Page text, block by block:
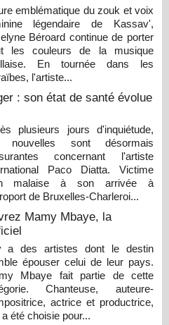
emblématique du zouk et voix
légendaire de Kassav',
Béroard continue de porter
les couleurs de la musique
En tournée dans les
l'artiste...
: son état de santé évolue
plusieurs jours d'inquiétude,
nouvelles sont désormais
concernant l'artiste
Paco Diatta. Victime
malaise à son arrivée à
de Bruxelles-Charleroi...
Mamy Mbaye, la
a des artistes dont le destin
épouser celui de leur pays.
Mbaye fait partie de cette
Chanteuse, auteure-
actrice et productrice,
a été choisie pour...